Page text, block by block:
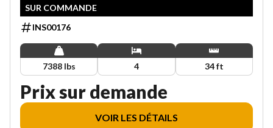
SUR COMMANDE
INS00176
7388 lbs 4 34 ft
Prix sur demande
VOIR LES DÉTAILS